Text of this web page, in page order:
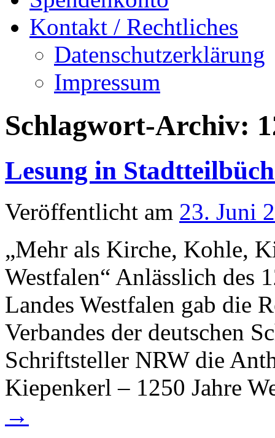
Kontakt / Rechtliches
Datenschutzerklärung
Impressum
Schlagwort-Archiv:
Lesung in
Veröffentlicht am 23. Juni
„Mehr als Kirche, Kohle,
Westfalen“ Anlässlich des
Landes Westfalen gab die
Verbandes der deutschen
Schriftsteller NRW die
Kiepenkerl – 1250 Jahre
→